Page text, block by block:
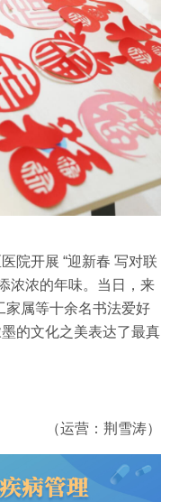
院开展 “迎新春 写对联
浓浓的年味。当日，来
家属等十余名书法爱好
的文化之美表达了最真
（运营：荆雪涛）